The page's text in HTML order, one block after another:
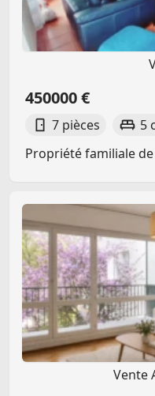
450000 €
7 pièces 5
Propriété familiale de
Vente